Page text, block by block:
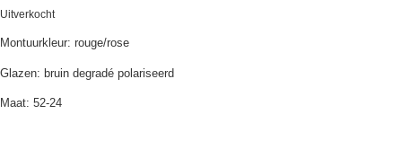
Uitverkocht
Montuurkleur: rouge/rose
Glazen: bruin degradé polariseerd
Maat: 52-24